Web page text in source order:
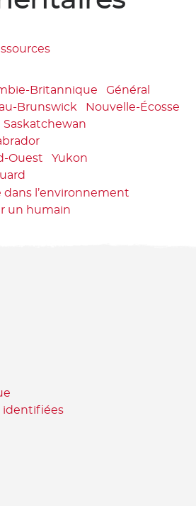
Britannique
Général
Brunswick
Nouvelle-Écosse
Saskatchewan
Ouest
Yukon
dans l’environnement
un humain
identifiées